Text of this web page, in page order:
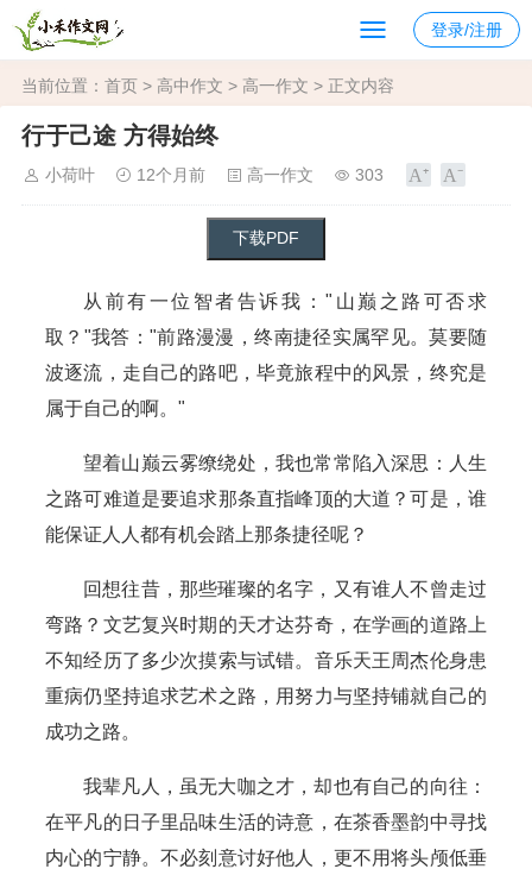
登录/注册
当前位置： 首页 > 高中作文 > 高一作文 > 正文内容
行于己途 方得始终
小荷叶 12个月前 高一作文 303
从前有一位智者告诉我："山巅之路可否求
取？"我答："前路漫漫，终南捷径实属罕见。莫要随
波逐流，走自己的路吧，毕竟旅程中的风景，终究是
属于自己的啊。"
望着山巅云雾缭绕处，我也常常陷入深思：人生
之路可难道是要追求那条直指峰顶的大道？可是，谁
能保证人人都有机会踏上那条捷径呢？
回想往昔，那些璀璨的名字，又有谁人不曾走过
弯路？文艺复兴时期的天才达芬奇，在学画的道路上
不知经历了多少次摸索与试错。音乐天王周杰伦身患
重病仍坚持追求艺术之路，用努力与坚持铺就自己的
成功之路。
我辈凡人，虽无大咖之才，却也有自己的向往：
在平凡的日子里品味生活的诗意，在茶香墨韵中寻找
内心的宁静。不必刻意讨好他人，更不用将头颅低垂